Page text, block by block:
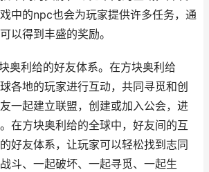
中的npc也会为玩家提供许多任务，通
以得到丰盛的奖励。
奥利给的好友体系。在方块奥利给
各地的玩家进行互动，共同寻觅和创
一起建立联盟，创建或加入公会，进
在方块奥利给的全球中，好友间的互
好友体系，让玩家可以轻松找到志同
斗、一起破坏、一起寻觅、一起生